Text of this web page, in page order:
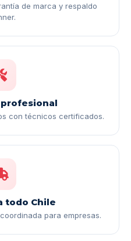
de marca y respaldo
con técnicos certificados.
todo Chile
para empresas.